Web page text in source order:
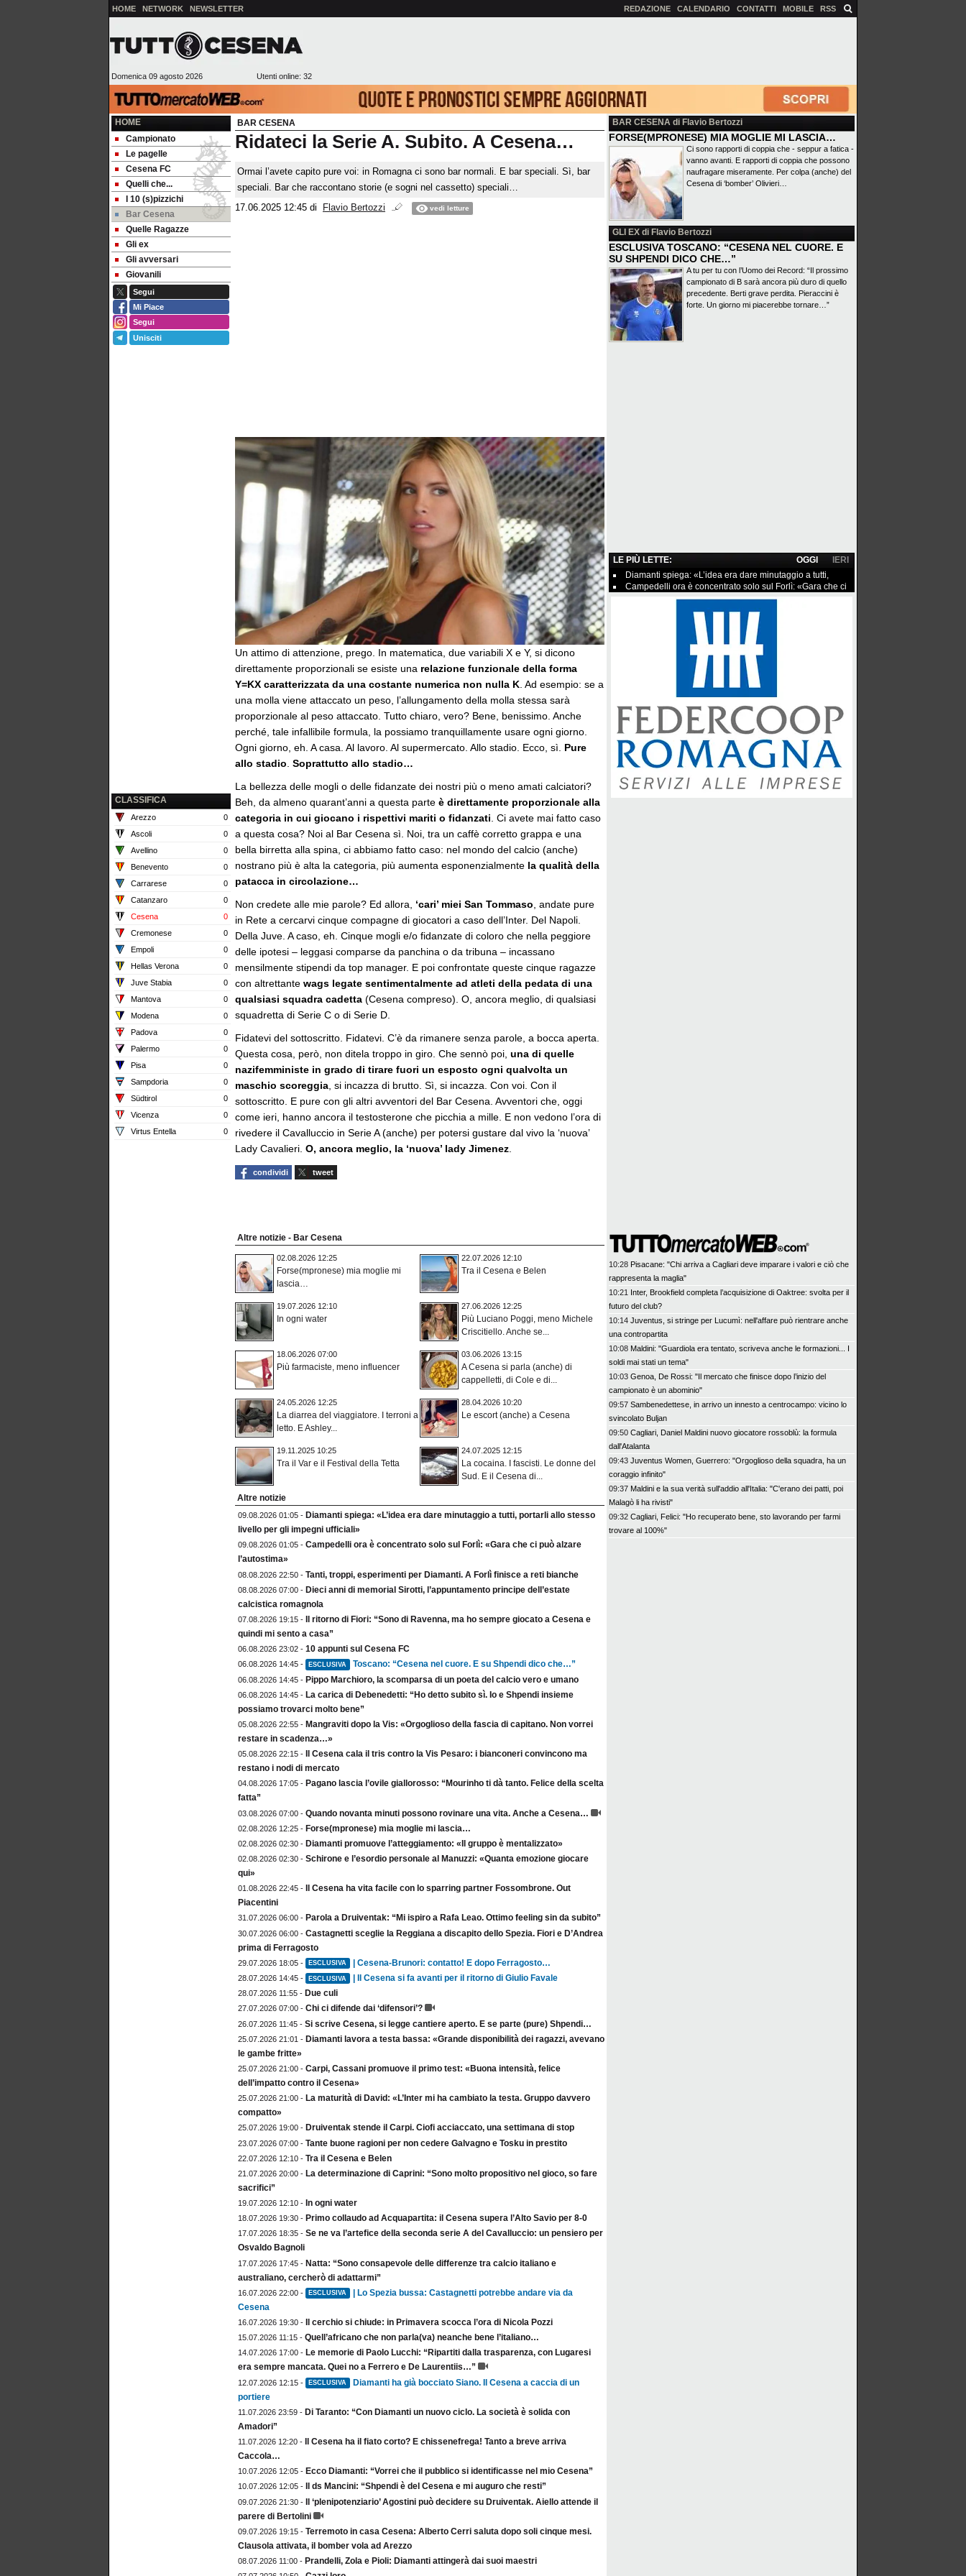
HOME NETWORK NEWSLETTER REDAZIONE CALENDARIO CONTATTI MOBILE RSS
Domenica 09 agosto 2026 Utenti online: 32
HOME
Campionato
Le pagelle
Cesena FC
Quelli che...
I 10 (s)pizzichi
Bar Cesena
Quelle Ragazze
Gli ex
Gli avversari
Giovanili
Segui
Mi Piace
Segui
Unisciti
CLASSIFICA
Arezzo
0
Ascoli
0
Avellino
0
Benevento
0
Carrarese
0
Catanzaro
0
Cesena
0
Cremonese
0
Empoli
0
Hellas Verona
0
Juve Stabia
0
Mantova
0
Modena
0
Padova
0
Palermo
0
Pisa
0
Sampdoria
0
Südtirol
0
Vicenza
0
Virtus Entella
0
BAR CESENA
Ridateci la Serie A. Subito. A Cesena…
Ormai l’avete capito pure voi: in Romagna ci sono bar normali. E bar speciali. Sì, bar
speciali. Bar che raccontano storie (e sogni nel cassetto) speciali…
17.06.2025 12:45 di Flavio Bertozzi vedi letture
Un attimo di attenzione, prego. In matematica, due variabili X e Y, si dicono
direttamente proporzionali se esiste una relazione funzionale della forma
Y=KX caratterizzata da una costante numerica non nulla K . Ad esempio: se a
una molla viene attaccato un peso, l’allungamento della molla stessa sarà
proporzionale al peso attaccato. Tutto chiaro, vero? Bene, benissimo. Anche
perché, tale infallibile formula, la possiamo tranquillamente usare ogni giorno.
Ogni giorno, eh. A casa. Al lavoro. Al supermercato. Allo stadio. Ecco, sì. Pure
allo stadio Soprattutto allo stadio…
La bellezza delle mogli o delle fidanzate dei nostri più o meno amati calciatori?
Beh, da almeno quarant’anni a questa parte è direttamente proporzionale alla
categoria in cui giocano i rispettivi mariti o fidanzati . Ci avete mai fatto caso
a questa cosa? Noi al Bar Cesena sì. Noi, tra un caffè corretto grappa e una
bella birretta alla spina, ci abbiamo fatto caso: nel mondo del calcio (anche)
nostrano più è alta la categoria, più aumenta esponenzialmente la qualità della
patacca in circolazione…
Non credete alle mie parole? Ed allora, ‘cari’ miei San Tommaso , andate pure
in Rete a cercarvi cinque compagne di giocatori a caso dell’Inter. Del Napoli.
Della Juve. A caso, eh. Cinque mogli e/o fidanzate di coloro che nella peggiore
delle ipotesi – leggasi comparse da panchina o da tribuna – incassano
mensilmente stipendi da top manager. E poi confrontate queste cinque ragazze
con altrettante wags legate sentimentalmente ad atleti della pedata di una
qualsiasi squadra cadetta (Cesena compreso). O, ancora meglio, di qualsiasi
squadretta di Serie C o di Serie D.
Fidatevi del sottoscritto. Fidatevi. C’è da rimanere senza parole, a bocca aperta.
Questa cosa, però, non ditela troppo in giro. Che sennò poi, una di quelle
nazifemministe in grado di tirare fuori un esposto ogni qualvolta un
maschio scoreggia , si incazza di brutto. Sì, si incazza. Con voi. Con il
sottoscritto. E pure con gli altri avventori del Bar Cesena. Avventori che, oggi
come ieri, hanno ancora il testosterone che picchia a mille. E non vedono l’ora di
rivedere il Cavalluccio in Serie A (anche) per potersi gustare dal vivo la ‘nuova’
Lady Cavalieri. O, ancora meglio, la ‘nuova’ lady Jimenez
condividi tweet
Altre notizie - Bar Cesena
02.08.2026 12:25
Forse(mpronese) mia moglie mi
lascia…
22.07.2026 12:10
Tra il Cesena e Belen
19.07.2026 12:10
In ogni water
27.06.2026 12:25
Più Luciano Poggi, meno Michele
Criscitiello. Anche se...
18.06.2026 07:00
Più farmaciste, meno influencer
03.06.2026 13:15
A Cesena si parla (anche) di
cappelletti, di Cole e di...
24.05.2026 12:25
La diarrea del viaggiatore. I terroni a
letto. E Ashley...
28.04.2026 10:20
Le escort (anche) a Cesena
19.11.2025 10:25
Tra il Var e il Festival della Tetta
24.07.2025 12:15
La cocaina. I fascisti. Le donne del
Sud. E il Cesena di...
Altre notizie
09.08.2026 01:05 - Diamanti spiega: «L’idea era dare minutaggio a tutti, portarli allo stesso
livello per gli impegni ufficiali»
09.08.2026 01:05 - Campedelli ora è concentrato solo sul Forlì: «Gara che ci può alzare
l’autostima»
08.08.2026 22:50 - Tanti, troppi, esperimenti per Diamanti. A Forlì finisce a reti bianche
08.08.2026 07:00 - Dieci anni di memorial Sirotti, l’appuntamento principe dell’estate
calcistica romagnola
07.08.2026 19:15 -
Il ritorno di Fiori: “Sono di Ravenna, ma ho sempre giocato a Cesena e
quindi mi sento a casa”
06.08.2026 23:02 - 10 appunti sul Cesena FC
06.08.2026 14:45 - ESCLUSIVA Toscano: “Cesena nel cuore. E su Shpendi dico che…”
06.08.2026 14:45 - Pippo Marchioro, la scomparsa di un poeta del calcio vero e umano
06.08.2026 14:45 - La carica di Debenedetti: “Ho detto subito sì. Io e Shpendi insieme
possiamo trovarci molto bene”
05.08.2026 22:55 - Mangraviti dopo la Vis: «Orgoglioso della fascia di capitano. Non vorrei
restare in scadenza…»
05.08.2026 22:15 -
Il Cesena cala il tris contro la Vis Pesaro: i bianconeri convincono ma
restano i nodi di mercato
04.08.2026 17:05 - Pagano lascia l’ovile giallorosso: “Mourinho ti dà tanto. Felice della scelta
fatta”
03.08.2026 07:00 - Quando novanta minuti possono rovinare una vita. Anche a Cesena…
02.08.2026 12:25 - Forse(mpronese) mia moglie mi lascia…
02.08.2026 02:30 - Diamanti promuove l’atteggiamento: «Il gruppo è mentalizzato»
02.08.2026 02:30 - Schirone e l’esordio personale al Manuzzi: «Quanta emozione giocare
qui»
01.08.2026 22:45 -
Il Cesena ha vita facile con lo sparring partner Fossombrone. Out
Piacentini
31.07.2026 06:00 - Parola a Druiventak: “Mi ispiro a Rafa Leao. Ottimo feeling sin da subito”
30.07.2026 06:00 - Castagnetti sceglie la Reggiana a discapito dello Spezia. Fiori e D’Andrea
prima di Ferragosto
29.07.2026 18:05 - ESCLUSIVA | Cesena-Brunori: contatto! E dopo Ferragosto…
28.07.2026 14:45 - ESCLUSIVA | Il Cesena si fa avanti per il ritorno di Giulio Favale
28.07.2026 11:55 - Due culi
27.07.2026 07:00 - Chi ci difende dai ‘difensori’?
26.07.2026 11:45 - Si scrive Cesena, si legge cantiere aperto. E se parte (pure) Shpendi…
25.07.2026 21:01 - Diamanti lavora a testa bassa: «Grande disponibilità dei ragazzi, avevano
le gambe fritte»
25.07.2026 21:00 - Carpi, Cassani promuove il primo test: «Buona intensità, felice
dell’impatto contro il Cesena»
25.07.2026 21:00 - La maturità di David: «L’Inter mi ha cambiato la testa. Gruppo davvero
compatto»
25.07.2026 19:00 - Druiventak stende il Carpi. Ciofi acciaccato, una settimana di stop
23.07.2026 07:00 - Tante buone ragioni per non cedere Galvagno e Tosku in prestito
22.07.2026 12:10 - Tra il Cesena e Belen
21.07.2026 20:00 - La determinazione di Caprini: “Sono molto propositivo nel gioco, so fare
sacrifici”
19.07.2026 12:10 - In ogni water
18.07.2026 19:30 - Primo collaudo ad Acquapartita: il Cesena supera l’Alto Savio per 8-0
17.07.2026 18:35 - Se ne va l’artefice della seconda serie A del Cavalluccio: un pensiero per
Osvaldo Bagnoli
17.07.2026 17:45 - Natta: “Sono consapevole delle differenze tra calcio italiano e
australiano, cercherò di adattarmi”
16.07.2026 22:00 - ESCLUSIVA
| Lo Spezia bussa: Castagnetti potrebbe andare via da
Cesena
16.07.2026 19:30 - Il cerchio si chiude: in Primavera scocca l’ora di Nicola Pozzi
15.07.2026 11:15 - Quell’africano che non parla(va) neanche bene l’italiano…
14.07.2026 17:00 - Le memorie di Paolo Lucchi: “Ripartiti dalla trasparenza, con Lugaresi
era sempre mancata. Quei no a Ferrero e De Laurentiis…”
12.07.2026 12:15 - ESCLUSIVA
Diamanti ha già bocciato Siano. Il Cesena a caccia di un
portiere
11.07.2026 23:59 - Di Taranto: “Con Diamanti un nuovo ciclo. La società è solida con
Amadori”
11.07.2026 12:20 -
Il Cesena ha il fiato corto? E chissenefrega! Tanto a breve arriva
Caccola…
10.07.2026 12:05 - Ecco Diamanti: “Vorrei che il pubblico si identificasse nel mio Cesena”
10.07.2026 12:05 - Il ds Mancini: “Shpendi è del Cesena e mi auguro che resti”
09.07.2026 21:30 - Il ‘plenipotenziario’ Agostini può decidere su Druiventak. Aiello attende il
parere di Bertolini
09.07.2026 19:15 - Terremoto in casa Cesena: Alberto Cerri saluta dopo soli cinque mesi.
Clausola attivata, il bomber vola ad Arezzo
08.07.2026 11:00 - Prandelli, Zola e Pioli: Diamanti attingerà dai suoi maestri
BAR CESENA di Flavio Bertozzi
FORSE(MPRONESE) MIA MOGLIE MI LASCIA…
Ci sono rapporti di coppia che - seppur a fatica -
vanno avanti. E rapporti di coppia che possono
naufragare miseramente. Per colpa (anche) del
Cesena di ‘bomber’ Olivieri…
GLI EX di Flavio Bertozzi
ESCLUSIVA TOSCANO: “CESENA NEL CUORE. E
SU SHPENDI DICO CHE…”
A tu per tu con l’Uomo dei Record: “Il prossimo
campionato di B sarà ancora più duro di quello
precedente. Berti grave perdita. Pieraccini è
forte. Un giorno mi piacerebbe tornare…”
LE PIÙ LETTE: IERI
OGGI
Diamanti spiega: «L’idea era dare minutaggio a tutti,
Campedelli ora è concentrato solo sul Forlì: «Gara che ci
10:28 Pisacane: "Chi arriva a Cagliari deve imparare i valori e ciò che
rappresenta la maglia"
10:21 Inter, Brookfield completa l’acquisizione di Oaktree: svolta per il
futuro del club?
10:14 Juventus, si stringe per Lucumì: nell'affare può rientrare anche
una contropartita
10:08 Maldini: "Guardiola era tentato, scriveva anche le formazioni... I
soldi mai stati un tema"
10:03 Genoa, De Rossi: "Il mercato che finisce dopo l’inizio del
campionato è un abominio"
09:57 Sambenedettese, in arrivo un innesto a centrocampo: vicino lo
svincolato Buljan
09:50 Cagliari, Daniel Maldini nuovo giocatore rossoblù: la formula
dall'Atalanta
09:43 Juventus Women, Guerrero: "Orgoglioso della squadra, ha un
coraggio infinito"
09:37 Maldini e la sua verità sull'addio all'Italia: "C'erano dei patti, poi
Malagò li ha rivisti"
09:32 Cagliari, Felici: "Ho recuperato bene, sto lavorando per farmi
trovare al 100%"